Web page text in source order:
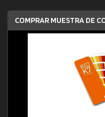
COMPRAR MUESTRA DE